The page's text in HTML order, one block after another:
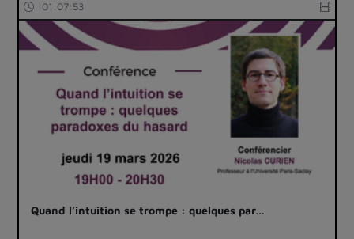
01:07:53
Quand l’intuition se trompe : quelques par…